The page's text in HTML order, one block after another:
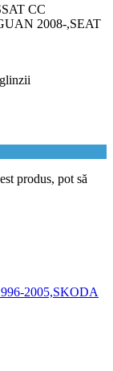
CC
2008-,SEAT
produs, pot să
2005,SKODA